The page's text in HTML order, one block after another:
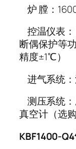
炉 膛：
控温仪表：
断偶保护等
精度±1℃）
进气系统
测压系统
真空计（选购
KBF1400-